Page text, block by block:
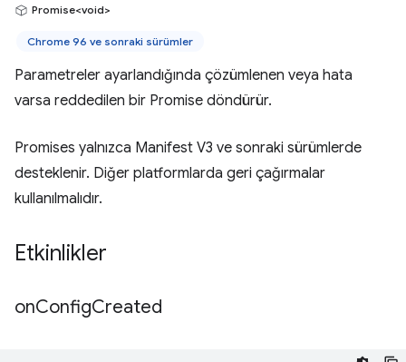
Promise<void>
Chrome 96 ve sonraki sürümler
Parametreler ayarlandığında çözümlenen veya hata
varsa reddedilen bir Promise döndürür.
Promises yalnızca Manifest V3 ve sonraki sürümlerde
desteklenir. Diğer platformlarda geri çağırmalar
kullanılmalıdır.
Etkinlikler
onConfigCreated